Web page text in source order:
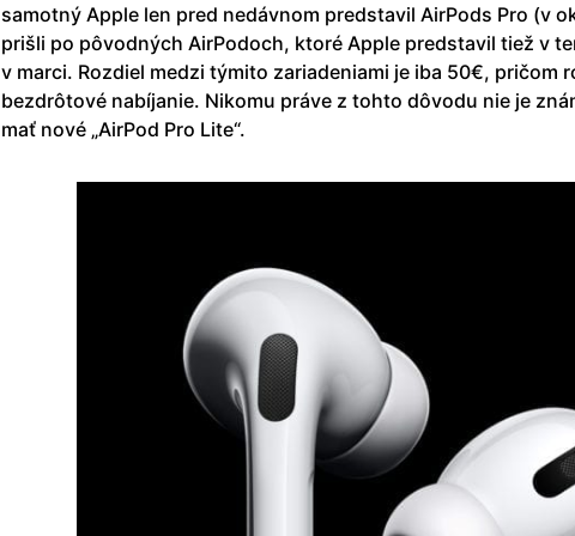
samotný Apple len pred nedávnom predstavil AirPods Pro (v
prišli po pôvodných AirPodoch, ktoré Apple predstavil tiež v
v marci. Rozdiel medzi týmito zariadeniami je iba 50€, pričom
bezdrôtové nabíjanie. Nikomu práve z tohto dôvodu nie je
mať nové „AirPod Pro Lite“.